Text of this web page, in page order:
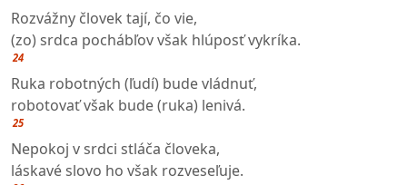
Rozvážny človek tají, čo vie,
(zo) srdca pochábľov však hlúposť vykríka.
24
Ruka robotných (ľudí) bude vládnuť,
robotovať však bude (ruka) lenivá.
25
Nepokoj v srdci stláča človeka,
láskavé slovo ho však rozveseľuje.